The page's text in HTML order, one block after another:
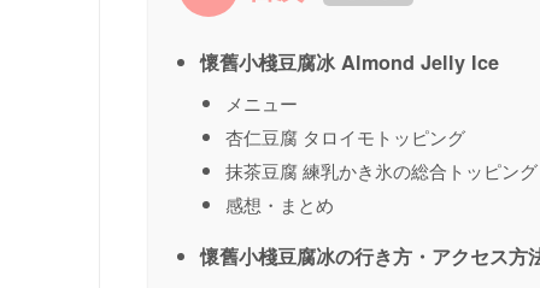
懷舊小棧豆腐冰 Almond Jelly Ice
メニュー
杏仁豆腐 タロイモトッピング
抹茶豆腐 練乳かき氷の総合トッピング
感想・まとめ
懷舊小棧豆腐冰の行き方・アクセス方